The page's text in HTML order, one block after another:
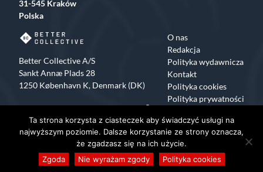
31-545 Kraków
Polska
Better Collective A/S
Sankt Annæ Plads 28
1250 København K, Denmark (DK)
O nas
Redakcja
Polityka wydawnicza
Kontakt
Polityka cookies
Polityka prywatności
Facebook
X Instagram
TikTok
Copyrights 2015-2024 Strefa Siatkówki All rights reserved
Ta strona korzysta z ciasteczek aby świadczyć usługi na
najwyższym poziomie. Dalsze korzystanie ze strony oznacza,
że zgadzasz się na ich użycie.
Zgoda
Nie wyrażam zgody Polityka cookies